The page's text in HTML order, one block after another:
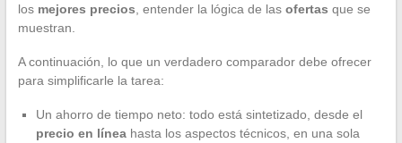
los mejores precios , entender la lógica de las ofertas que se
muestran.
A continuación, lo que un verdadero comparador debe ofrecer
para simplificarle la tarea:
Un ahorro de tiempo neto: todo está sintetizado, desde el
precio en líneahasta los aspectos técnicos, en una sola